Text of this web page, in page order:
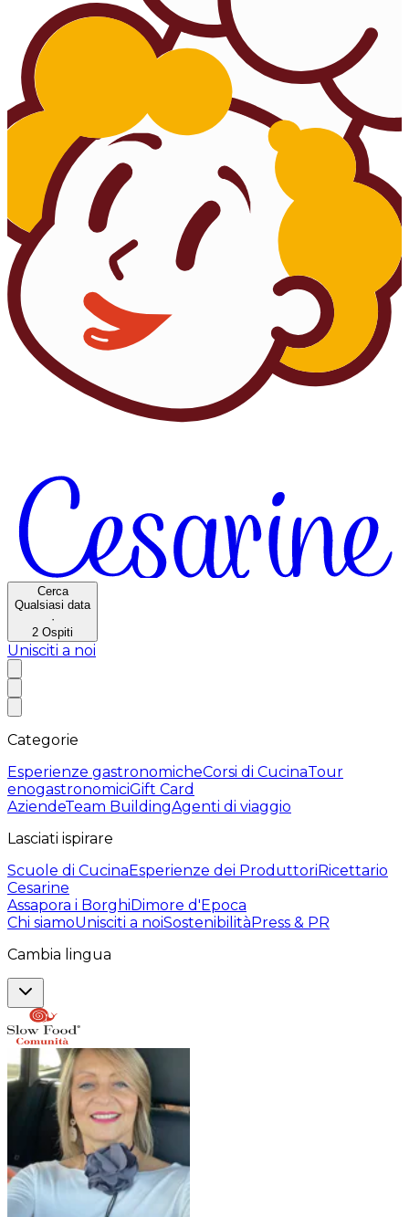
Cerca
Qualsiasi data
·
2 Ospiti
Unisciti a noi
Categorie
Esperienze gastronomicheCorsi di CucinaTour
enogastronomiciGift Card
AziendeTeam BuildingAgenti di viaggio
Lasciati ispirare
Scuole di CucinaEsperienze dei ProduttoriRicettario
Cesarine
Assapora i BorghiDimore d'Epoca
Chi siamoUnisciti a noiSostenibilitàPress & PR
Cambia lingua